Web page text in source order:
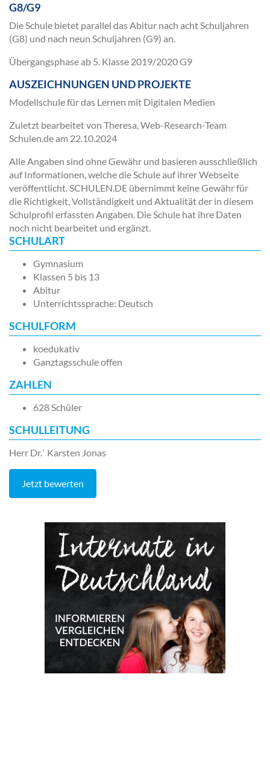
G8/G9
Die Schule bietet parallel das Abitur nach acht Schuljahren
(G8) und nach neun Schuljahren (G9) an.
Übergangsphase ab 5. Klasse 2019/2020 G9
AUSZEICHNUNGEN UND PROJEKTE
Modellschule für das Lernen mit Digitalen Medien
Zuletzt bearbeitet von Theresa, Web-Research-Team
Schulen.de am 22.10.2024
Alle Angaben sind ohne Gewähr und basieren ausschließlich
auf Informationen, welche die Schule auf ihrer Webseite
veröffentlicht. SCHULEN.DE übernimmt keine Gewähr für
die Richtigkeit, Vollständigkeit und Aktualität der in diesem
Schulprofil erfassten Angaben. Die Schule hat ihre Daten
noch nicht bearbeitet und ergänzt.
SCHULART
Gymnasium
Klassen 5 bis 13
Abitur
Unterrichtssprache: Deutsch
SCHULFORM
koedukativ
Ganztagsschule offen
ZAHLEN
628 Schüler
SCHULLEITUNG
Herr Dr.` Karsten Jonas
Jetzt bewerten